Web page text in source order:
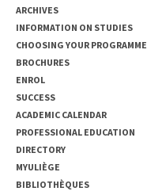
ARCHIVES
INFORMATION ON STUDIES
CHOOSING YOUR PROGRAMME
BROCHURES
ENROL
SUCCESS
ACADEMIC CALENDAR
PROFESSIONAL EDUCATION
DIRECTORY
MYULIÈGE
BIBLIOTHÈQUES